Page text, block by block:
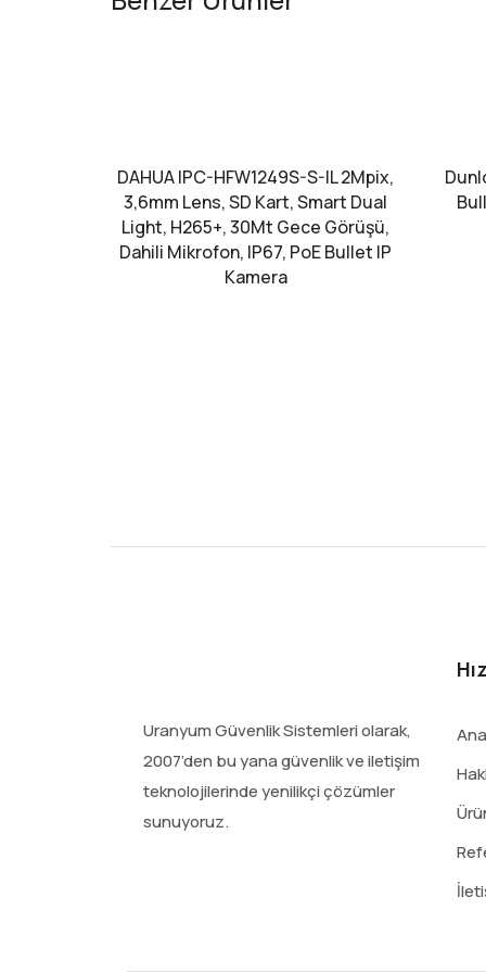
DAHUA IPC-HFW1249S-S-IL 2Mpix,
3,6mm Lens, SD Kart, Smart Dual
Light, H265+, 30Mt Gece Görüşü,
Dahili Mikrofon, IP67, PoE Bullet IP
Kamera
Uranyum Güvenlik Sistemleri olarak,
2007’den bu yana güvenlik ve iletişim
teknolojilerinde yenilikçi çözümler
sunuyoruz.